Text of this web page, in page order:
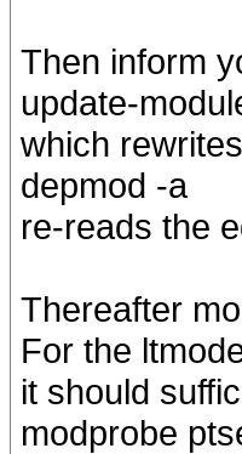
Then inform
update-
which
depmod -a
re-reads the
Thereafter
For the
it should
modprobe